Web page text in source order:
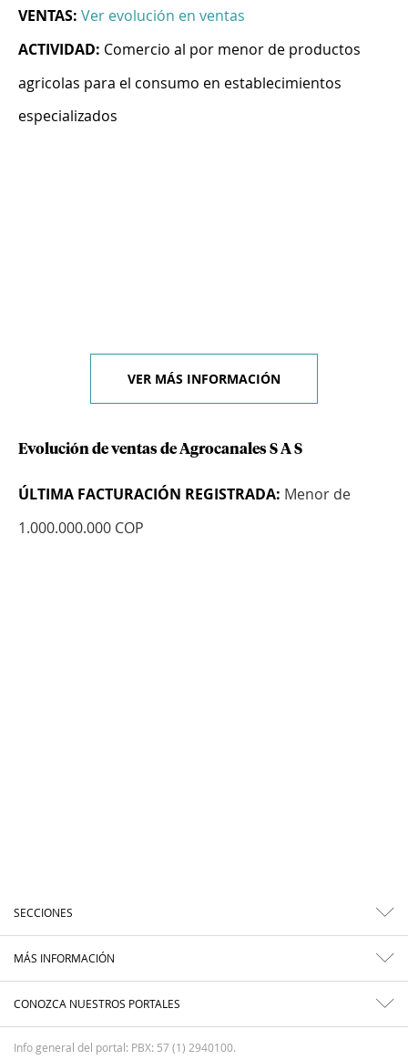
VENTAS: Ver evolución en ventas
ACTIVIDAD: Comercio al por menor de productos
agricolas para el consumo en establecimientos
especializados
VER MÁS INFORMACIÓN
Evolución de ventas de Agrocanales S A S
ÚLTIMA FACTURACIÓN REGISTRADA: Menor de
1.000.000.000 COP
SECCIONES
MÁS INFORMACIÓN
CONOZCA NUESTROS PORTALES
Info general del portal: PBX: 57 (1) 2940100.